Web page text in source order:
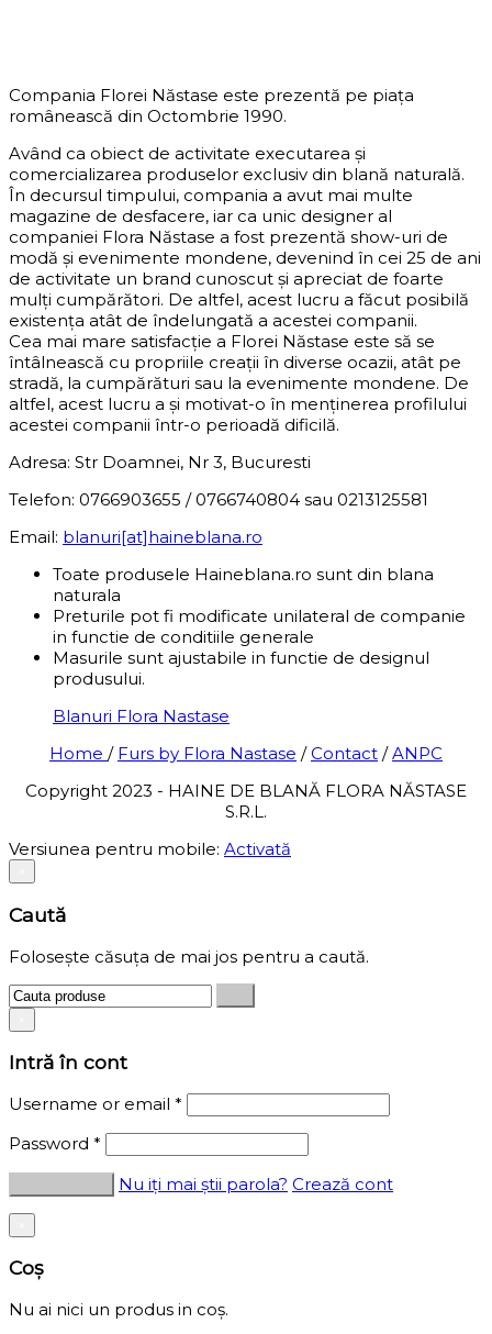
Compania Florei Năstase este prezentă pe piața
românească din Octombrie 1990.
Având ca obiect de activitate executarea și
comercializarea produselor exclusiv din blană naturală.
În decursul timpului, compania a avut mai multe
magazine de desfacere, iar ca unic designer al
companiei Flora Năstase a fost prezentă show-uri de
modă și evenimente mondene, devenind în cei 25 de ani
de activitate un brand cunoscut și apreciat de foarte
mulți cumpărători. De altfel, acest lucru a făcut posibilă
existența atât de îndelungată a acestei companii.
Cea mai mare satisfacție a Florei Năstase este să se
întâlnească cu propriile creații în diverse ocazii, atât pe
stradă, la cumpărături sau la evenimente mondene. De
altfel, acest lucru a și motivat-o în menținerea profilului
acestei companii într-o perioadă dificilă.
Adresa: Str Doamnei, Nr 3, Bucuresti
Telefon: 0766903655 / 0766740804 sau 0213125581
Email: blanuri[at]haineblana.ro
Toate produsele Haineblana.ro sunt din blana
naturala
Preturile pot fi modificate unilateral de companie
in functie de conditiile generale
Masurile sunt ajustabile in functie de designul
produsului.
Blanuri Flora Nastase
Home / Furs by Flora Nastase /Contact /ANPC
Copyright 2023 - HAINE DE BLANĂ FLORA NĂSTASE
S.R.L.
Versiunea pentru mobile: Activată
Caută
Folosește căsuța de mai jos pentru a caută.
Intră în cont
Username or email *
Password *
Nu iți mai știi parola? Crează cont
Coș
Nu ai nici un produs in coș.